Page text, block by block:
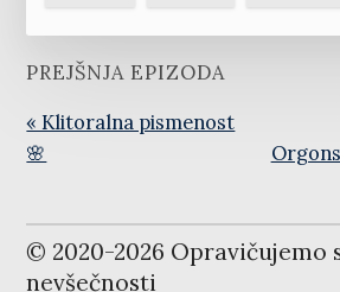
PREJŠNJA EPIZODA
« Klitoralna pismenost
🌸
© 2020-2026 Opravičujemo
nevšečnosti